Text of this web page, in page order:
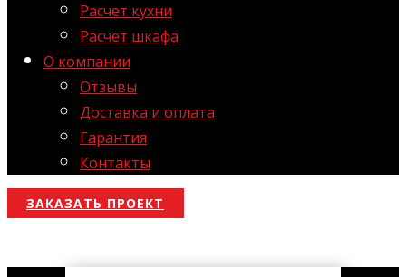
Расчет кухни
Расчет шкафа
О компании
Отзывы
Доставка и оплата
Гарантия
Контакты
ЗАКАЗАТЬ ПРОЕКТ